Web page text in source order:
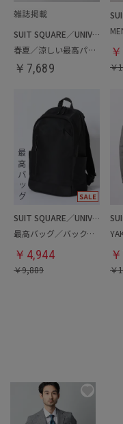
SUIT SQUARE／UNIVERSAL LANGUAGE
春夏／涼しい最高パンツ
￥ 7,689
￥
￥
SUIT SQUARE／UNIVERSAL LANGUAGE
最高バッグ／バックパック
￥ 4,944
￥9,889
￥
￥